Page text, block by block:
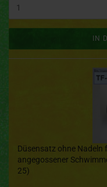
IN
Düsensatz ohne Nadeln
angegossener
25)